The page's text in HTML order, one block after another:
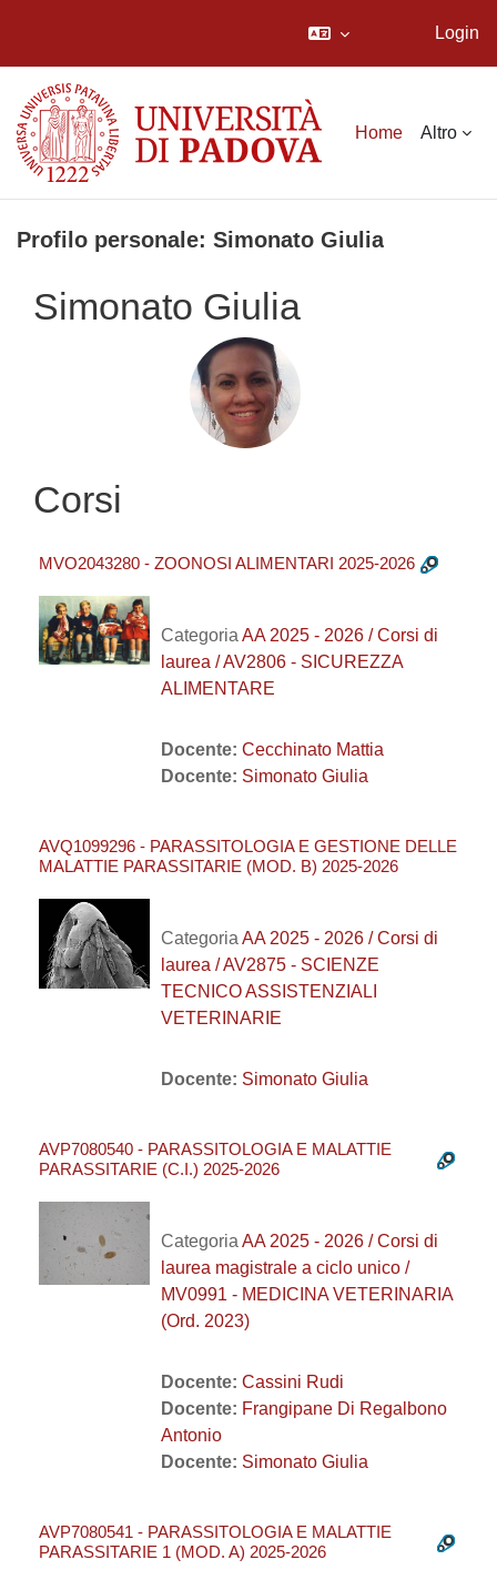
Login
Home Altro
Profilo personale: Simonato Giulia
Simonato Giulia
Corsi
MVO2043280 - ZOONOSI ALIMENTARI 2025-2026
Categoria AA 2025 - 2026 / Corsi di
laurea / AV2806 - SICUREZZA
ALIMENTARE
Docente: Cecchinato Mattia
Docente: Simonato Giulia
AVQ1099296 - PARASSITOLOGIA E GESTIONE DELLE
MALATTIE PARASSITARIE (MOD. B) 2025-2026
Categoria AA 2025 - 2026 / Corsi di
laurea / AV2875 - SCIENZE
TECNICO ASSISTENZIALI
VETERINARIE
Docente: Simonato Giulia
AVP7080540 - PARASSITOLOGIA E MALATTIE
PARASSITARIE (C.I.) 2025-2026
Categoria AA 2025 - 2026 / Corsi di
laurea magistrale a ciclo unico /
MV0991 - MEDICINA VETERINARIA
(Ord. 2023)
Docente: Cassini Rudi
Docente: Frangipane Di Regalbono
Antonio
Docente: Simonato Giulia
AVP7080541 - PARASSITOLOGIA E MALATTIE
PARASSITARIE 1 (MOD. A) 2025-2026